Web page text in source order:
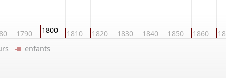
1790 1800 1810 1820 1830 1840 1850 1860
enfants